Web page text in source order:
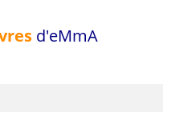
d'eMmA